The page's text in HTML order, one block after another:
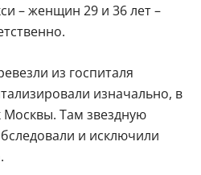
– женщин 29 и 36 лет –
из госпиталя
изначально, в
Москвы. Там звездную
и исключили